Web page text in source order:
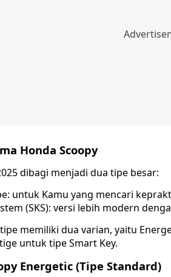
Honda Scoopy
dibagi menjadi dua tipe besar:
untuk Kamu yang mencari
(SKS): versi lebih modern
memiliki dua varian, yaitu
untuk tipe Smart Key.
Energetic (Tipe Standard)